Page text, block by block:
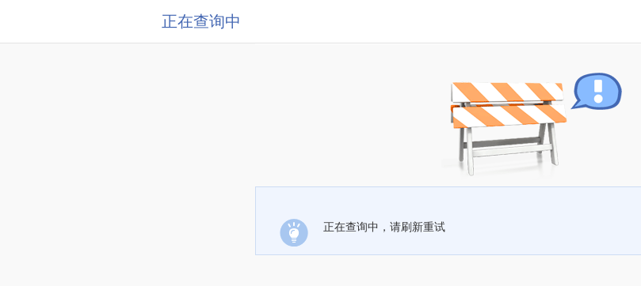
正在查询中
正在查询中，请刷新重试